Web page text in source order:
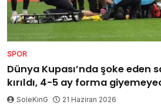
SPOR
Dünya Kupası’nda şoke eden
kırıldı, 4-5 ay forma
SoleKinG 21 Haziran 2026